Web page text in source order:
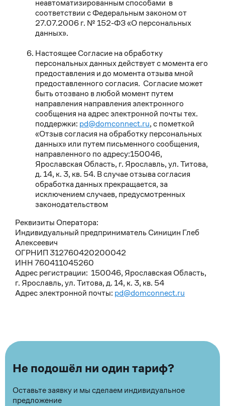
неавтоматизированным способами в
соответствии с Федеральным законом от
27.07.2006 г. № 152-ФЗ «О персональных
данных».
Настоящее Согласие на обработку
персональных данных действует с момента его
предоставления и до момента отзыва мной
предоставленного согласия. Согласие может
быть отозвано в любой момент путем
направления направления электронного
сообщения на адрес электронной почты тех.
поддержки: pd@domconnect.ru, с пометкой
«Отзыв согласия на обработку персональных
данных» или путем письменного сообщения,
направленного по адресу:150046,
Ярославская Область, г. Ярославль, ул. Титова,
д. 14, к. 3, кв. 54. В случае отзыва согласия
обработка данных прекращается, за
исключением случаев, предусмотренных
законодательством
Реквизиты Оператора:
Индивидуальный предприниматель Синицин Глеб
Алексеевич
ОГРНИП 312760420200042
ИНН 760411045260
Адрес регистрации: 150046, Ярославская Область,
г. Ярославль, ул. Титова, д. 14, к. 3, кв. 54
Адрес электронной почты: pd@domconnect.ru
Не подошёл ни один тариф?
Оставьте заявку и мы сделаем индивидуальное
предложение